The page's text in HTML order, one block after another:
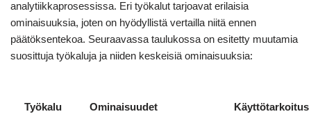
analytiikkaprosessissa. Eri työkalut tarjoavat erilaisia
ominaisuuksia, joten on hyödyllistä vertailla niitä ennen
päätöksentekoa. Seuraavassa taulukossa on esitetty muutamia
suosittuja työkaluja ja niiden keskeisiä ominaisuuksia:
Työkalu Ominaisuudet Käyttötarkoitus